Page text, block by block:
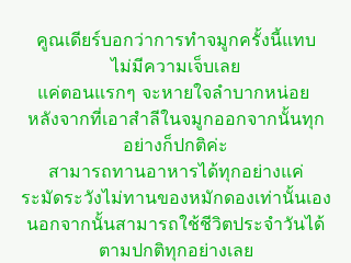
คูณเดียร์บอกว่าการทำจมูกครั้งนี้แทบ
ไม่มีความเจ็บเลย
แค่ตอนแรกๆ จะหายใจลำบากหน่อย
หลังจากที่เอาสำลีในจมูกออกจากนั้นทุก
อย่างก็ปกติค่ะ
สามารถทานอาหารได้ทุกอย่างแค่
ระมัดระวังไม่ทานของหมักดองเท่านั้นเอง
นอกจากนั้นสามารถใช้ชีวิตประจำวันได้
ตามปกติทุกอย่างเลย